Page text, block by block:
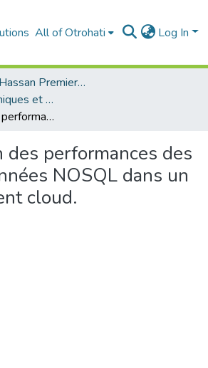
All of Otrohati Log In
Université Hassan Premier- Settat
Sciences et Techniques et Sciences Médicales
Optimisation des performances des bases de données NOSQL dans un environnement cloud.
des performances des
NOSQL dans un
cloud.